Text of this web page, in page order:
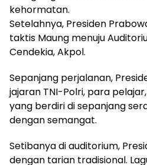
kehormatan.
Setelahnya, Presiden
taktis Maung menuju
Cendekia, Akpol.
Sepanjang perjalanan,
jajaran TNI-Polri, para
yang berdiri di sepanjang
dengan semangat.
Setibanya di auditorium,
dengan tarian tradisional.